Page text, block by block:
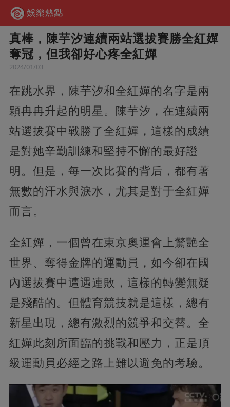
真棒，陳芋汐連續兩站選拔賽勝全紅嬋
奪冠，但我卻好心疼全紅嬋
2024/01/03
在跳水界，陳芋汐和全紅嬋的名字是兩
顆冉冉升起的明星。陳芋汐，在連續兩
站選拔賽中戰勝了全紅嬋，這樣的成績
是對她辛勤訓練和堅持不懈的最好證
明。但是， 每一次比賽的背后，都有著
無數的汗水與淚水，尤其是對于全紅嬋
而言。
全紅嬋，一個曾在東京奧運會上驚艷全
世界、奪得金牌的運動員，如今卻在國
內選拔賽中遭遇連敗，這樣的轉變無疑
是殘酷的。 但體育競技就是這樣，總有
新星出現，總有激烈的競爭和交替。全
紅嬋此刻所面臨的挑戰和壓力，正是頂
級運動員必經之路上難以避免的考驗。